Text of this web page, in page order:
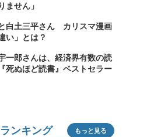
ません」
白土三平さん カリスマ漫画
い」とは？
一郎さんは、経済界有数の読
ぬほど読書』ベストセラー
ンキング もっと見る